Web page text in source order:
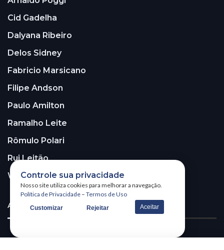
Cid Gadelha
Dalyana Ribeiro
Delos Sidney
Fabricio Marsicano
Filipe Andson
Paulo Amilton
Ramalho Leite
Rômulo Polari
Rui Leitão
Walter Santos
ASSINE A NOSSA NEWSLETTER!
Controle sua privacidade
Nosso site utiliza cookies para melhorar a navegação.
Política de Privacidade – Termos de Uso
Customizar Rejeitar Aceitar